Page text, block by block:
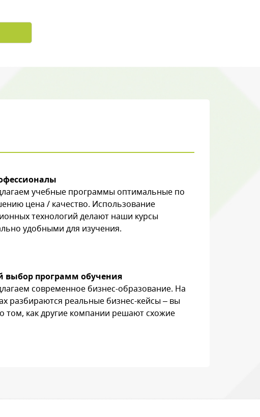
учебные программы оптимальные по
цена / качество. Использование
технологий делают наши курсы
удобными для изучения.
выбор программ обучения
современное бизнес-образование. На
разбираются реальные бизнес-кейсы – вы
том, как другие компании решают схожие